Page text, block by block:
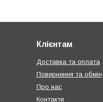
Клієнтам
Доставка та оплата
Повернення та обмін
Про нас
Контакти